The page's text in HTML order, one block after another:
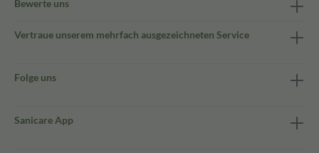
Bewerte uns
Vertraue unserem mehrfach ausgezeichneten Service
Folge uns
Sanicare App